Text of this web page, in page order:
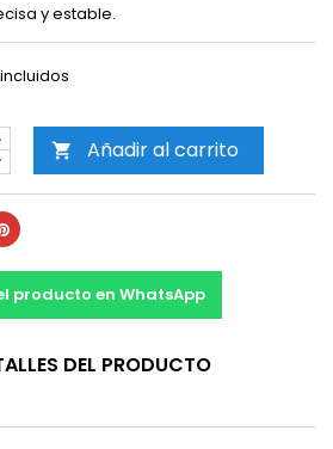
y estable.
 Añadir al carrito
Pinterest
producto en WhatsApp
DEL PRODUCTO